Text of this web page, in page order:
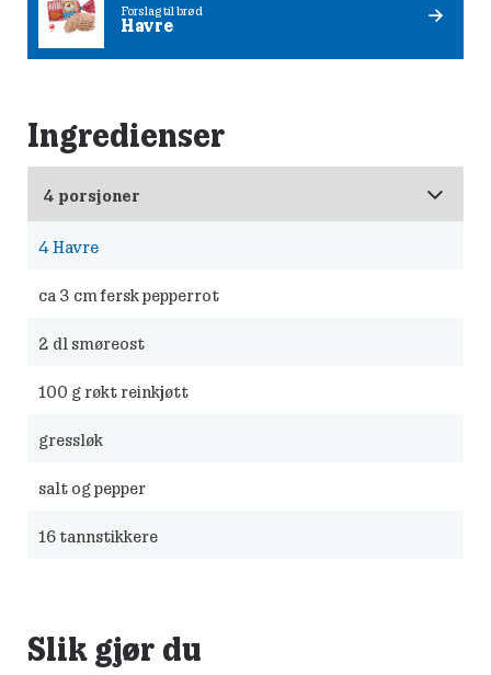
Forslag til brød
Havre
Ingredienser
4Havre
ca 3 cm fersk pepperrot
2 dl smøreost
100 g røkt reinkjøtt
gressløk
salt og pepper
16 tannstikkere
Slik gjør du